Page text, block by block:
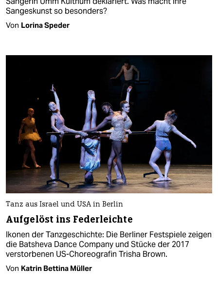
Sangeskunst so besonders?
Von Lorina Speder
Tanz aus Israel und USA in Berlin
Aufgelöst ins Federleichte
Ikonen der Tanzgeschichte: Die Berliner Festspiele zeigen
die Batsheva Dance Company und Stücke der 2017
verstorbenen US-Choreografin Trisha Brown.
Von Katrin Bettina Müller